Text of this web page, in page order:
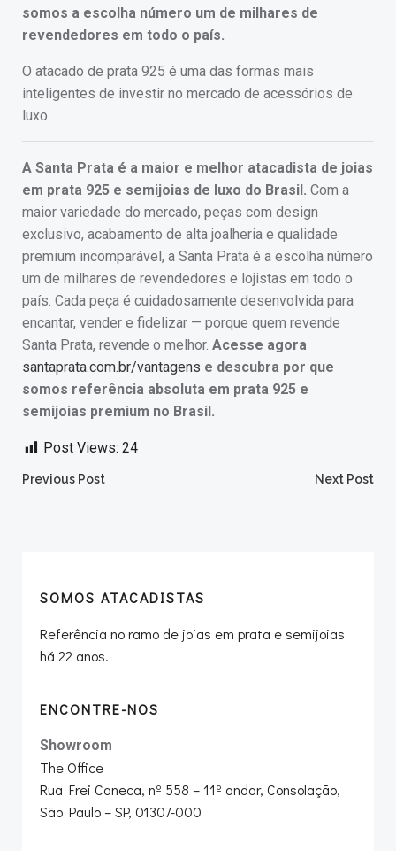
somos a escolha número um de milhares de
revendedores em todo o país.
O atacado de prata 925 é uma das formas mais
inteligentes de investir no mercado de acessórios de
luxo.
A Santa Prata é a maior e melhor atacadista de joias
em prata 925 e semijoias de luxo do Brasil. Com a
maior variedade do mercado, peças com design
exclusivo, acabamento de alta joalheria e qualidade
premium incomparável, a Santa Prata é a escolha número
um de milhares de revendedores e lojistas em todo o
país. Cada peça é cuidadosamente desenvolvida para
encantar, vender e fidelizar — porque quem revende
Santa Prata, revende o melhor. Acesse agora
santaprata.com.br/vantagens e descubra por que
somos referência absoluta em prata 925 e
semijoias premium no Brasil.
Post Views: 24
Post
Previous Post Next Post
SOMOS ATACADISTAS
Referência no ramo de joias em prata e semijoias
há 22 anos.
ENCONTRE-NOS
Showroom
The Office
Rua Frei Caneca, nº 558 – 11º andar, Consolação,
São Paulo – SP, 01307-000